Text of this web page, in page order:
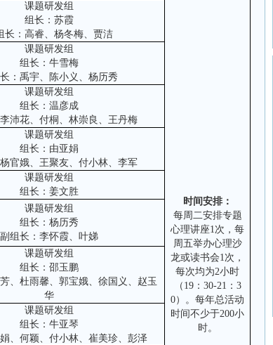
时间安排：
每周二安排专题
心理讲座1次，每
周五举办心理沙
龙或读书会1次，
每次均为2小时
（ 19： 30-21 ： 3
0）。每年总活动
时间不少于200小
时。
课题研发组
组长：苏霞
长：高睿、杨冬梅、贾洁
课题研发组
组长：牛雪梅
：禹宇、陈小义、杨历秀
课题研发组
组长：温彦成
沛花、付桐、林崇良、王丹梅
课题研发组
组长：由亚娟
杨官娥、王聚友、付小林、李军
课题研发组
组长：姜文胜
课题研发组
组长：杨历秀
副组长：李怀霞、叶娣
课题研发组
组长：邵玉鹏
、杜雨馨、郭宝娥、徐国义、赵玉
华
课题研发组
组长：牛亚琴
、何颖、付小林、崔美珍、彭泽